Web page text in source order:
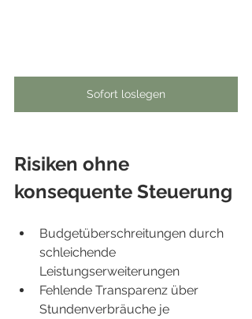
Sofort loslegen
Risiken ohne
konsequente Steuerung
Budgetüberschreitungen durch
schleichende
Leistungserweiterungen
Fehlende Transparenz über
Stundenverbräuche je